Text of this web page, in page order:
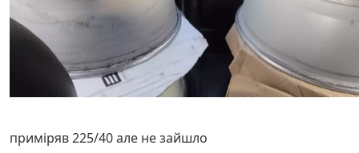
приміряв 225/40 але не зайшло